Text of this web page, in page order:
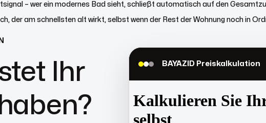
– wer ein modernes Bad sieht, schließt automatisch auf den
der am schnellsten alt wirkt, selbst wenn der Rest der Wohnung noch in
Ihr
BAYAZID Preiskalkulation